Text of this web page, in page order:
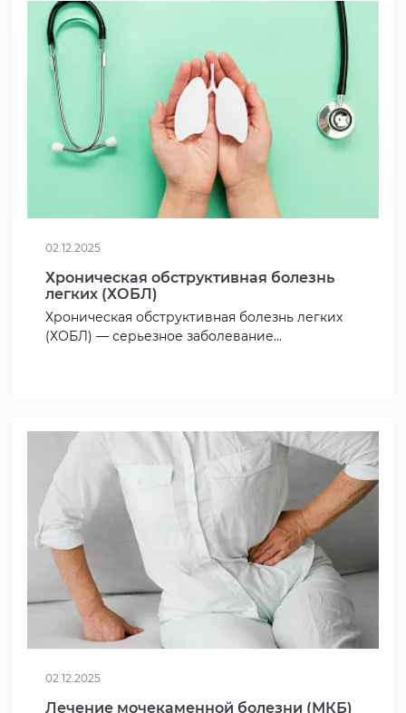
02.12.2025
Хроническая обструктивная болезнь
легких (ХОБЛ)
Хроническая обструктивная болезнь легких
(ХОБЛ) — серьезное заболевание...
02.12.2025
Лечение мочекаменной болезни (МКБ)